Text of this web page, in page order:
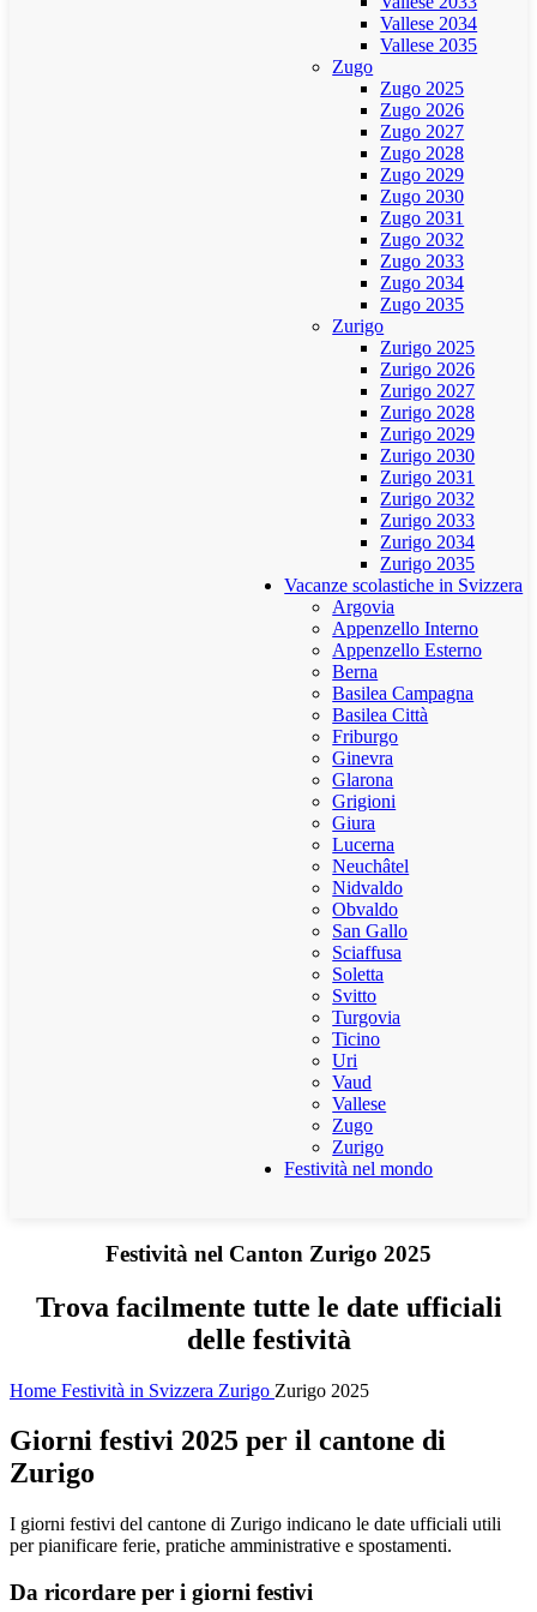
Vallese 2034
Vallese 2035
Zugo
Zugo 2025
Zugo 2026
Zugo 2027
Zugo 2028
Zugo 2029
Zugo 2030
Zugo 2031
Zugo 2032
Zugo 2033
Zugo 2034
Zugo 2035
Zurigo
Zurigo 2025
Zurigo 2026
Zurigo 2027
Zurigo 2028
Zurigo 2029
Zurigo 2030
Zurigo 2031
Zurigo 2032
Zurigo 2033
Zurigo 2034
Zurigo 2035
Vacanze scolastiche in Svizzera
Argovia
Appenzello Interno
Appenzello Esterno
Berna
Basilea Campagna
Basilea Città
Friburgo
Ginevra
Glarona
Grigioni
Giura
Lucerna
Neuchâtel
Nidvaldo
Obvaldo
San Gallo
Sciaffusa
Soletta
Svitto
Turgovia
Ticino
Uri
Vaud
Vallese
Zugo
Zurigo
Festività nel mondo
Festività nel Canton Zurigo 2025
Trova facilmente tutte le date ufficiali
delle festività
Home Festività in Svizzera Zurigo Zurigo 2025
Giorni festivi 2025 per il cantone di
Zurigo
I giorni festivi del cantone di Zurigo indicano le date ufficiali utili
per pianificare ferie, pratiche amministrative e spostamenti.
Da ricordare per i giorni festivi